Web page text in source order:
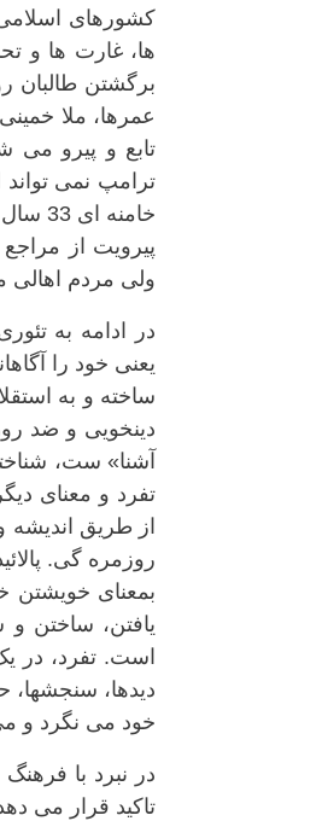
کشورهای اسلامی
ها، غارت ها و
برگشتن طالبان
عمرها، ملا
تابع و پیرو می
ترامپ نمی
پیرویت از
ولی مردم اهالی
در ادامه به
یعنی خود را
ساخته و به
دینخویی و ضد
آشنا» ست،
تفرد و معنای
از طریق
روزمره گی.
بمعنای خویشتن
یافتن، ساختن
است. تفرد، در
دیدها،
خود می نگرد و
در نبرد با
تاکید قرار می